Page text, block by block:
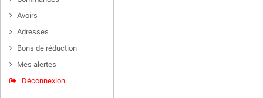
Avoirs
Adresses
Bons de réduction
Mes alertes
Déconnexion